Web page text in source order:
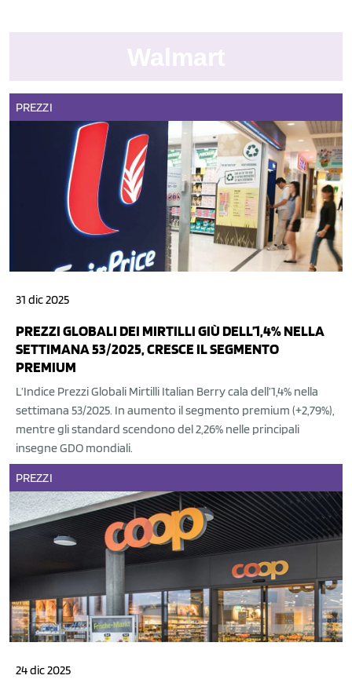
PREZZI
31 dic 2025
PREZZI GLOBALI DEI MIRTILLI GIÙ DELL’1,4% NELLA
SETTIMANA 53/2025, CRESCE IL SEGMENTO
PREMIUM
L’Indice Prezzi Globali Mirtilli Italian Berry cala dell’1,4% nella
settimana 53/2025. In aumento il segmento premium (+2,79%),
mentre gli standard scendono del 2,26% nelle principali
insegne GDO mondiali.
PREZZI
24 dic 2025